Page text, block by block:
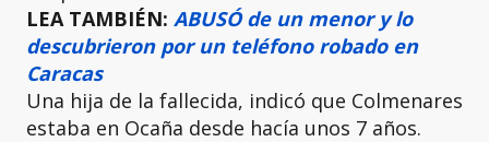
LEA TAMBIÉN: ABUSÓ de un menor y lo
descubrieron por un teléfono robado en
Caracas
Una hija de la fallecida, indicó que Colmenares
estaba en Ocaña desde hacía unos 7 años.